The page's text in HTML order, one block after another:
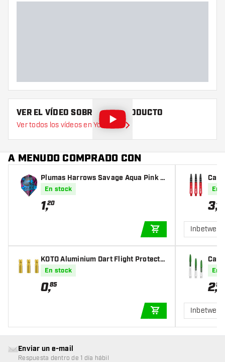
VER EL VÍDEO SOBRE ESTE PRODUCTO
Ver todos los vídeos en YouTube
A MENUDO COMPRADO CON
Plumas Harrows Savage Aqua Pink N
O6
En stock
1,20
AÑADIR A LA
KOTO Aluminium Dart Flight Protecto
r Oro
En stock
0,85
AÑADIR A LA
En
3,45
Inbetween
En
2,50
Enviar un e-mail
Respuesta dentro de 1 día hábil